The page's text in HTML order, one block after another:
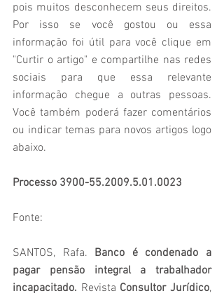
pois muitos desconhecem seus direitos.
Por isso se você gostou ou essa
informação foi útil para você clique em
"Curtir o artigo" e compartilhe nas redes
sociais para que essa relevante
informação chegue a outras pessoas.
Você também poderá fazer comentários
ou indicar temas para novos artigos logo
abaixo.
Processo 3900-55.2009.5.01.0023
Fonte:
SANTOS, Rafa. Banco é condenado a
pagar pensão integral a trabalhador
incapacitado. Revista Consultor Jurídico,